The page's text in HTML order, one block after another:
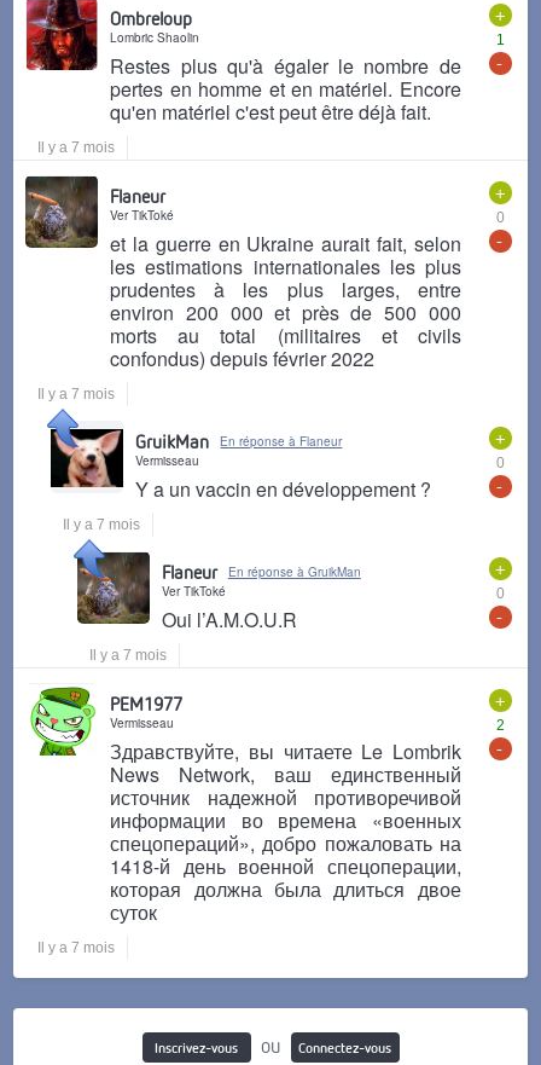
+
1
-
Ombreloup
Lombric Shaolin
Restes plus qu'à égaler le nombre de
pertes en homme et en matériel. Encore
qu'en matériel c'est peut être déjà fait.
Il y a 7 mois
+
0
-
Flaneur
Ver TikToké
et la guerre en Ukraine aurait fait, selon
les estimations internationales les plus
prudentes à les plus larges, entre
environ 200 000 et près de 500 000
morts au total (militaires et civils
confondus) depuis février 2022
Il y a 7 mois
+
0
-
GruikMan
En réponse à Flaneur
Vermisseau
Y a un vaccin en développement ?
Il y a 7 mois
+
0
-
Flaneur
En réponse à GruikMan
Ver TikToké
Oui l’A.M.O.U.R
Il y a 7 mois
+
2
-
PEM1977
Vermisseau
Здравствуйте, вы читаете Le Lombrik
News Network, ваш единственный
источник надежной противоречивой
информации во времена «военных
спецопераций», добро пожаловать на
1418-й день военной спецоперации,
которая должна была длиться двое
суток
Il y a 7 mois
Inscrivez-vous ou
Connectez-vous